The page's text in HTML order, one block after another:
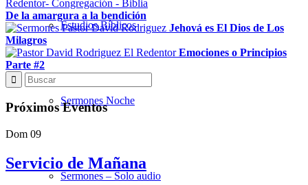
Estudios Bíblicos
Sermones Noche
Sermones – Solo audio
De la amargura a la bendición
Jehová es El Dios de Los
Milagros
Emociones o Principios
Parte #2
Próximos Eventos
Dom 09
Servicio de Mañana